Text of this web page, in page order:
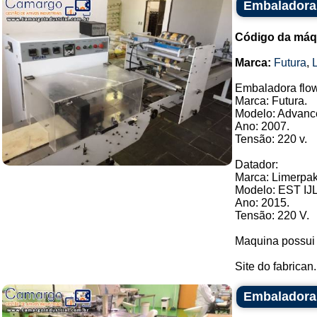
Código da
Marca: Futura,
Embaladora
Marca: Futura.
Modelo:
Ano: 2007.
Tensão: 220 v.
Datador:
Marca:
Modelo: EST
Ano: 2015.
Tensão: 220 V.
Maquina
Site do